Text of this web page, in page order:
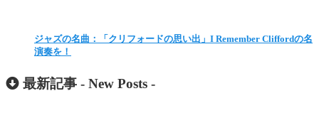
ジャズの名曲：「クリフォードの思い出」I Remember Cliffordの名
演奏を！
最新記事 - New Posts -